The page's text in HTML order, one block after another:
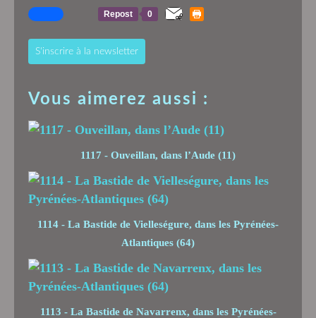
Repost 0
S'inscrire à la newsletter
Vous aimerez aussi :
1117 - Ouveillan, dans l’Aude (11)
1114 - La Bastide de Vielleségure, dans les Pyrénées-
Atlantiques (64)
1113 - La Bastide de Navarrenx, dans les Pyrénées-